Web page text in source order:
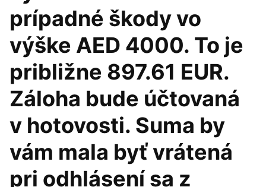
prípadné škody vo
výške AED 4000. To je
približne 897.61 EUR.
Záloha bude účtovaná
v hotovosti. Suma by
vám mala byť vrátená
pri odhlásení sa z